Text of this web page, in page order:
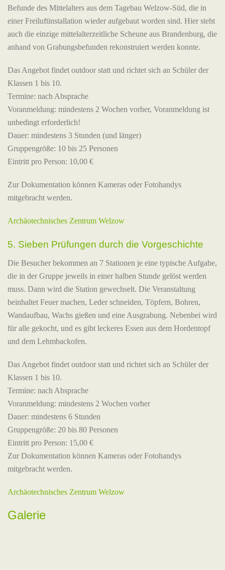
Befunde des Mittelalters aus dem Tagebau Welzow-Süd, die in
einer Freiluftinstallation wieder aufgebaut worden sind. Hier steht
auch die einzige mittelalterzeitliche Scheune aus Brandenburg, die
anhand von Grabungsbefunden rekonstruiert werden konnte.
Das Angebot findet outdoor statt und richtet sich an Schüler der
Klassen 1 bis 10.
Termine: nach Absprache
Voranmeldung: mindestens 2 Wochen vorher, Voranmeldung ist
unbedingt erforderlich!
Dauer: mindestens 3 Stunden (und länger)
Gruppengröße: 10 bis 25 Personen
Eintritt pro Person: 10,00 €
Zur Dokumentation können Kameras oder Fotohandys
mitgebracht werden.
Archäotechnisches Zentrum Welzow
5. Sieben Prüfungen durch die Vorgeschichte
Die Besucher bekommen an 7 Stationen je eine typische Aufgabe,
die in der Gruppe jeweils in einer halben Stunde gelöst werden
muss. Dann wird die Station gewechselt. Die Veranstaltung
beinhaltet Feuer machen, Leder schneiden, Töpfern, Bohren,
Wandaufbau, Wachs gießen und eine Ausgrabung. Nebenbei wird
für alle gekocht, und es gibt leckeres Essen aus dem Hordentopf
und dem Lehmbackofen.
Das Angebot findet outdoor statt und richtet sich an Schüler der
Klassen 1 bis 10.
Termine: nach Absprache
Voranmeldung: mindestens 2 Wochen vorher
Dauer: mindestens 6 Stunden
Gruppengröße: 20 bis 80 Personen
Eintritt pro Person: 15,00 €
Zur Dokumentation können Kameras oder Fotohandys
mitgebracht werden.
Archäotechnisches Zentrum Welzow
Galerie